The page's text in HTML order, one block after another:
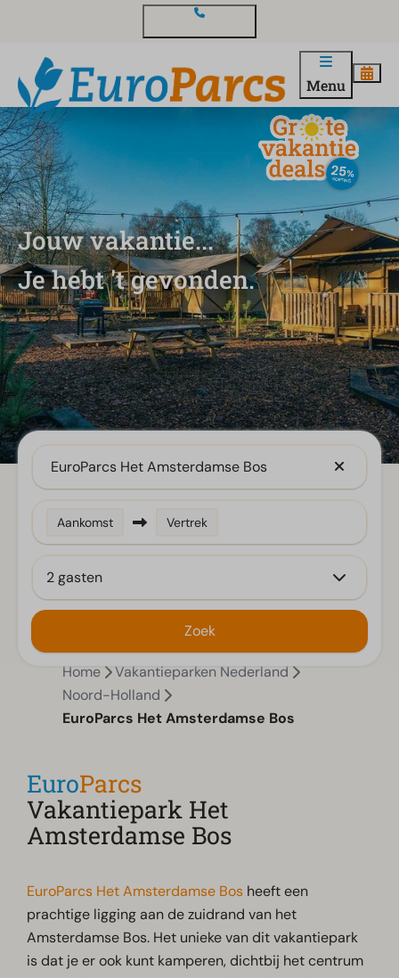
Menu
Jouw vakantie...
Je hebt 't gevonden.
EuroParcs Het Amsterdamse Bos
Aankomst Vertrek
2 gasten
Zoek
Home
Vakantieparken Nederland
Noord-Holland
EuroParcs Het Amsterdamse Bos
EuroParcs
Vakantiepark Het
Amsterdamse Bos
EuroParcs Het Amsterdamse Bos heeft een
prachtige ligging aan de zuidrand van het
Amsterdamse Bos. Het unieke van dit vakantiepark
is dat je er ook kunt kamperen, dichtbij het centrum